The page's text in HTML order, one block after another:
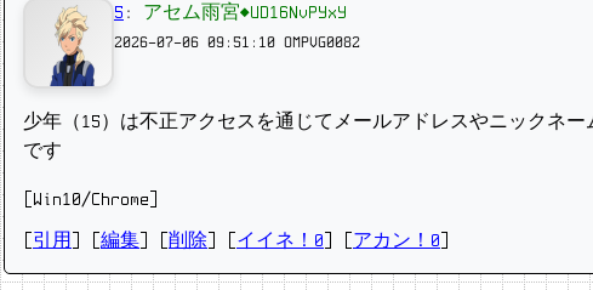
5 : アセム雨宮◆UD16NvPYxY
2026-07-06 09:51:10 OMPVG0082
少年（15）は不正アクセスを通じてメールアドレスやニックネ
です
[Win10/Chrome]
引用 編集 削除 イイネ！0 アカン！0